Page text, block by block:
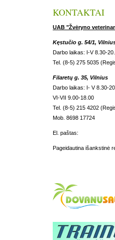
KONTAKTAI
UAB "Žvėryno
Kęstučio g. 54/1,
Darbo laikas: I-V 8.30-
Tel. (8-5) 275 5035
Filaretų g. 35, Vilnius
Darbo laikas: I- V 8.30-
VI-VII 9.00-18.00
Tel. (8-5) 215 4202
Mob. 8698 17724
El. paštas:
Pageidautina išankstinė